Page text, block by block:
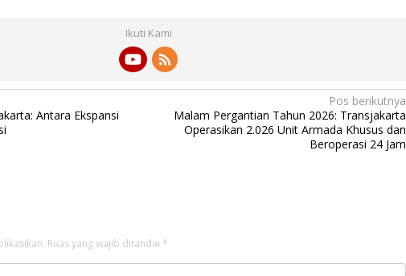
Ikuti Kami
Antara Ekspansi
Pos berikutnya
Malam Pergantian Tahun 2026: Transjakarta
Operasikan 2.026 Unit Armada Khusus dan
Beroperasi 24 Jam
Ruas yang wajib ditandai *